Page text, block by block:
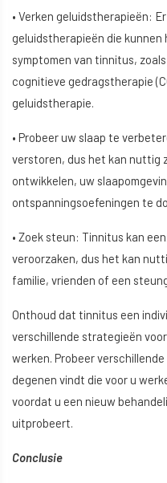
• Verken geluidstherapieën:
geluidstherapieën die kunnen
symptomen van tinnitus,
cognitieve gedragstherapie
geluidstherapie.
• Probeer uw slaap te
verstoren, dus het kan nuttig
ontwikkelen, uw
ontspanningsoefeningen te
• Zoek steun: Tinnitus kan
veroorzaken, dus het kan
familie, vrienden of een
Onthoud dat tinnitus een
verschillende strategieën
werken. Probeer
degenen vindt die voor u
voordat u een nieuw
uitprobeert.
Conclusie